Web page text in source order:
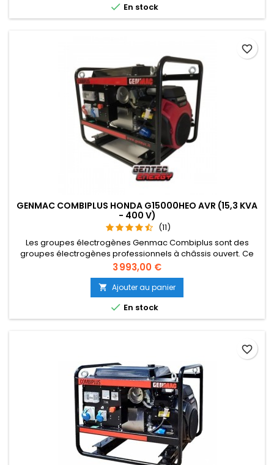
 En stock
GENMAC COMBIPLUS HONDA G15000HEO AVR (15,3 KVA
- 400 V)
(11)
Les groupes électrogènes Genmac Combiplus sont des
groupes électrogènes professionnels à châssis ouvert. Ce
modèle triphasé fait partie de la série essence "Combiplus".
Le Combiplus G15000HEO est équipé d'un moteur Honda
GX690 2 cylindres 4 temps.
Prix
3 993,00 €
 Ajouter au panier
 En stock
favorite_border
favorite_border